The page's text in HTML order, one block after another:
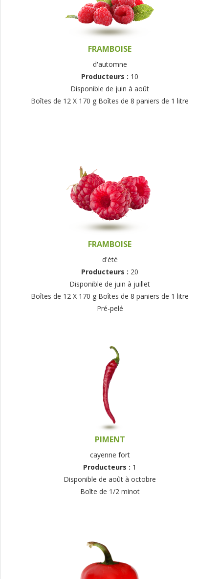
FRAMBOISE
d'automne
Producteurs : 10
Disponible de juin à août
Boîtes de 12 X 170 g Boîtes de 8 paniers de 1 litre
FRAMBOISE
d'été
Producteurs : 20
Disponible de juin à juillet
Boîtes de 12 X 170 g Boîtes de 8 paniers de 1 litre
Pré-pelé
PIMENT
cayenne fort
Producteurs : 1
Disponible de août à octobre
Boîte de 1/2 minot